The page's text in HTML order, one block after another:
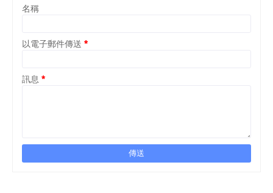
名稱
以電子郵件傳送 *
訊息 *